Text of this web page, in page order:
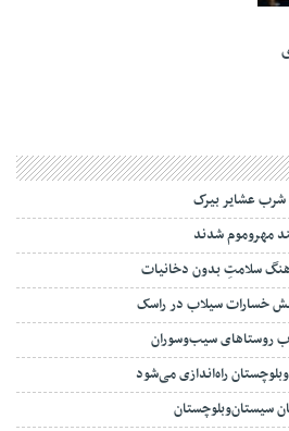
شرب عشایر بیرک
سلامتِ بدون دخانیات
خسارات سیلاب در راسک
آب روستاهای سیب‌وسوران
راه‌اندازی می‌شود